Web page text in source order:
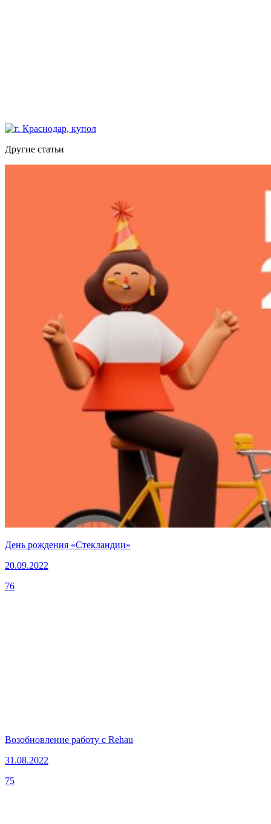
Другие статьи
День рождения «Стекландии»
20.09.2022
76
Возобновление работу с Rehau
31.08.2022
75